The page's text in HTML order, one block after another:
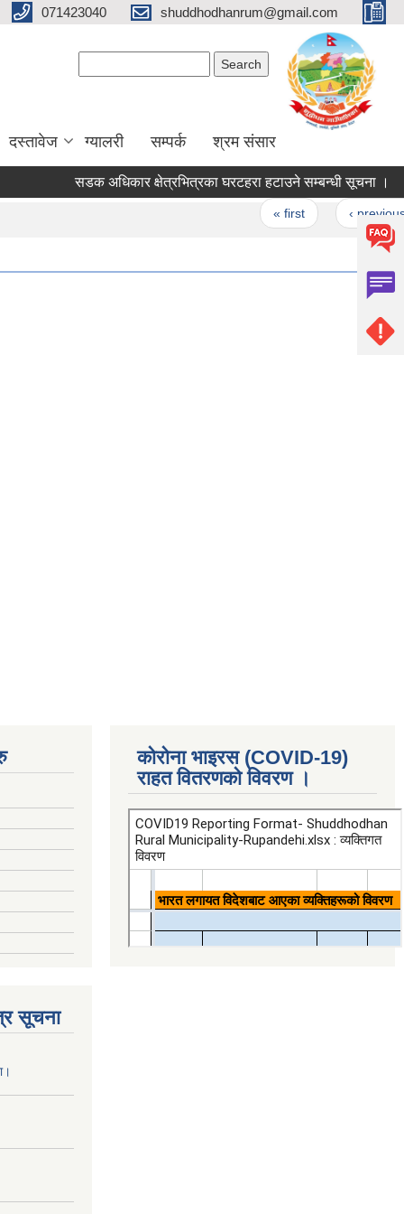
071423040 shuddhodhanrum@gmail.com
दस्तावेज ग्यालरी सम्पर्क श्रम संसार
सडक अधिकार क्षेत्रभित्रका घरटहरा हटाउने सम्बन्धी सूचना ।
‹ previous
सूचना
कोरोना भाइरस (COVID-19)
राहत वितरणको विवरण ।